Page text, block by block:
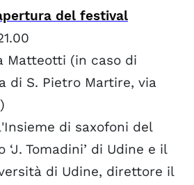
del festival
Matteotti (in caso di
di S. Pietro Martire, via
di saxofoni del
‘J. Tomadini’ di Udine e il
di Udine, direttore il